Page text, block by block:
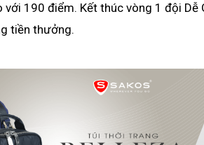
190 điểm. Kết thúc vòng 1 đội Dễ
tiền thưởng.